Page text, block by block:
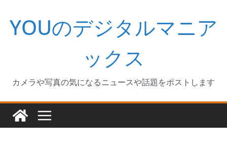
キ
YOUのデジタルマニア
ックス
カメラや写真の気になるニュースや話題をポストします